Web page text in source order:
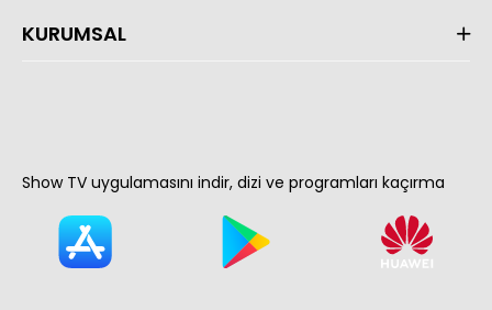
KURUMSAL
Show TV uygulamasını indir, dizi ve programları kaçırma